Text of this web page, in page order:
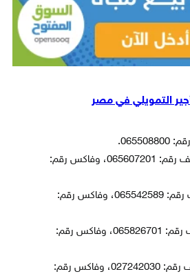
التمويلي في مصر
هاتف رقم: 065607201، وفاكس رقم:
هاتف رقم: 065542589، وفاكس رقم:
هاتف رقم: 065826701، وفاكس رقم:
هاتف رقم: 027242030، وفاكس رقم: